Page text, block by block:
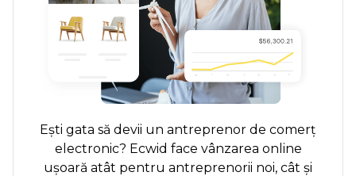
Ești gata să devii un antreprenor de comerț
electronic? Ecwid face vânzarea online
ușoară atât pentru antreprenorii noi, cât și